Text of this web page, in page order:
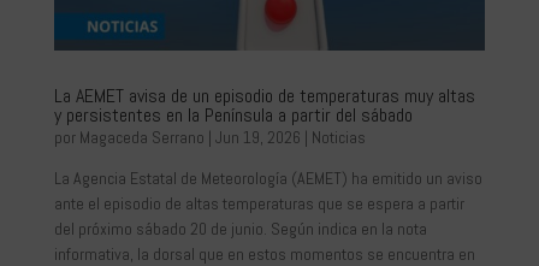
La AEMET avisa de un episodio de temperaturas muy altas
y persistentes en la Península a partir del sábado
por Magaceda Serrano | Jun 19, 2026 | Noticias
La Agencia Estatal de Meteorología (AEMET) ha emitido un aviso
ante el episodio de altas temperaturas que se espera a partir
del próximo sábado 20 de junio. Según indica en la nota
informativa, la dorsal que en estos momentos se encuentra en